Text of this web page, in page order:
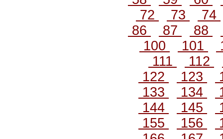
72
73
74
86
87 88
100
101
111
112
122
123
133
134
144
145
155
156